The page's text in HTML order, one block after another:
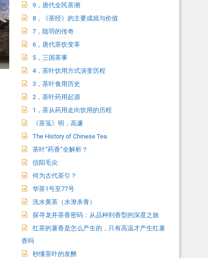
9，唐代全民茶潮
8，《茶经》的主要成就与价值
7，陆羽的传奇
6，唐代茶饮变革
5，三国茶事
4，茶叶饮用方式演变历程
3，茶叶食用历史
2，茶叶药用起源
1，茶从药用走向饮用的历程
《茶笺》明，高濂
The History of Chinese Tea
茶叶“药香”全解析？
信阳毛尖
何为古代茶引？
华茶1号至77号
洗水黄茶（水潦杀青）
探寻龙井茶香密码：从品种到香型的深度之旅
红茶的薯香是怎么产生的，只有高温才产生红薯
香吗
秒懂茶叶的发酵